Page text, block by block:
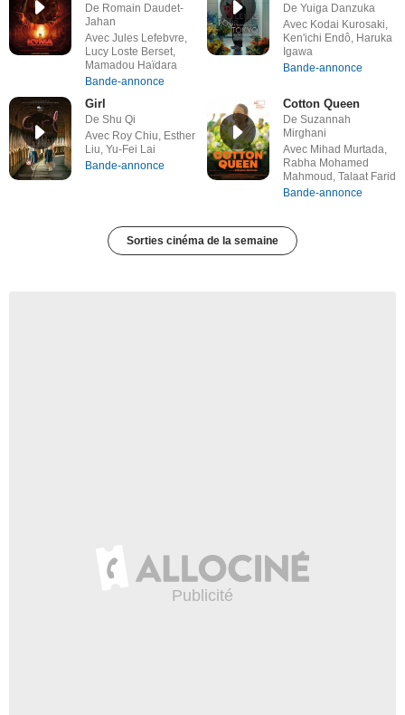
De Romain Daudet-
Jahan
Avec Jules Lefebvre,
Lucy Loste Berset,
Mamadou Haïdara
Bande-annonce
De Yuiga Danzuka
Avec Kodai Kurosaki,
Ken'ichi Endô, Haruka
Igawa
Bande-annonce
Girl
De Shu Qi
Avec Roy Chiu, Esther
Liu, Yu-Fei Lai
Bande-annonce
Cotton Queen
De Suzannah
Mirghani
Avec Mihad Murtada,
Rabha Mohamed
Mahmoud, Talaat Farid
Bande-annonce
Sorties cinéma de la semaine